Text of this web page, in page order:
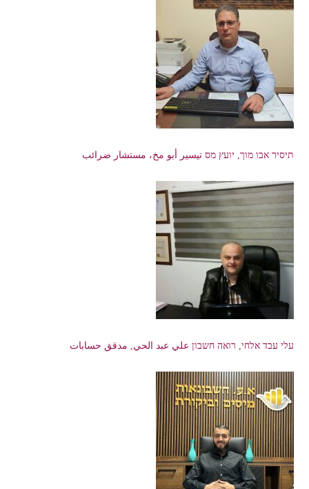
תיסיר אבו מוך, יועץ מס تيسير أبو مخ، مستشار ضرائب
עלי עבד אלחי, רואה חשבון علي عبد الحي, مدقق حسابات